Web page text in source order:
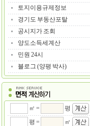
토지이용규제정보
경기도 부동산포탈
공시지가 조회
양도소득세계산
민원 24시
블로그 (양평 박사)
㎡ =
평
평 =
㎡